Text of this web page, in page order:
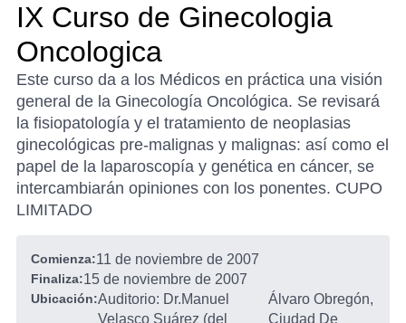
IX Curso de Ginecologia
Oncologica
Este curso da a los Médicos en práctica una visión
general de la Ginecología Oncológica. Se revisará
la fisiopatología y el tratamiento de neoplasias
ginecológicas pre-malignas y malignas: así como el
papel de la laparoscopía y genética en cáncer, se
intercambiarán opiniones con los ponentes. CUPO
LIMITADO
Comienza:11 de noviembre de 2007
Finaliza:15 de noviembre de 2007
Ubicación:Auditorio: Dr.Manuel
Velasco Suárez (del
Álvaro Obregón,
Ciudad De